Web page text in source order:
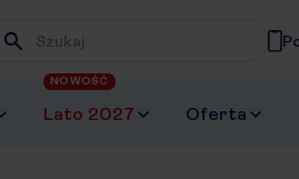
Wpisz frazę, której szukasz
Lato 2027
NOWOŚĆ
Oferta